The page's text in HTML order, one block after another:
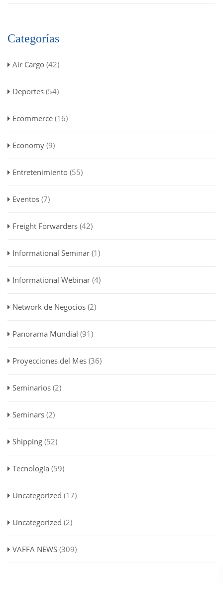
Categorías
Air Cargo (42)
Deportes (54)
Ecommerce (16)
Economy (9)
Entretenimiento (55)
Eventos (7)
Freight Forwarders (42)
Informational Seminar (1)
Informational Webinar (4)
Network de Negocios (2)
Panorama Mundial (91)
Proyecciones del Mes (36)
Seminarios (2)
Seminars (2)
Shipping (52)
Tecnología (59)
Uncategorized (17)
Uncategorized (2)
VAFFA NEWS (309)